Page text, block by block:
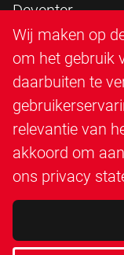
Deventer
Epe
Sittard
Triangle Infra
Triangle
Utrecht
Veenendaal
Zutphen
Wij maken op
om het gebruik
daarbuiten te
relevantie van
akkoord om
ons privacy